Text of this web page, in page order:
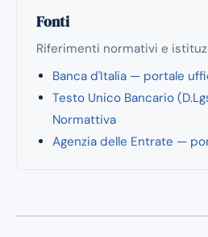
Fonti
Riferimenti normativi e
Banca d'Italia — portale
Testo Unico Bancario
Normattiva
Agenzia delle Entrate —